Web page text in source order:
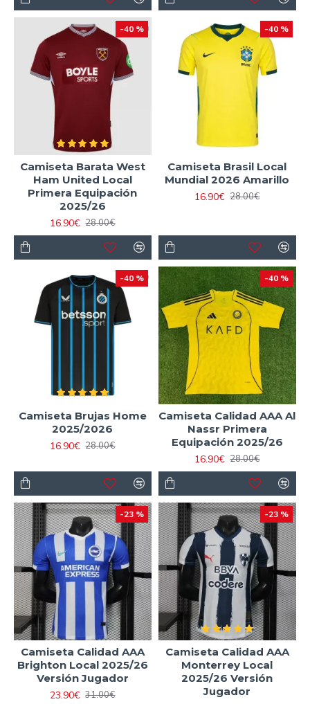
-40 %
Camiseta Barata West
Ham United Local
Primera Equipación
2025/26
16.90€ 28.00€
-40 %
Camiseta Brasil Local
Mundial 2026 Amarillo
16.90€ 28.00€
-40 %
Camiseta Brujas Home
2025/2026
16.90€ 28.00€
-40 %
Camiseta Calidad AAA Al
Nassr Primera
Equipación 2025/26
16.90€ 28.00€
-23 %
Camiseta Calidad AAA
Brighton Local 2025/26
Versión Jugador
23.90€ 31.00€
-23 %
Camiseta Calidad AAA
Monterrey Local
2025/26 Versión
Jugador